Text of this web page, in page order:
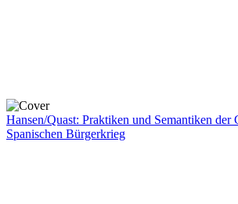
Hansen/Quast: Praktiken und Semantiken der
Spanischen Bürgerkrieg